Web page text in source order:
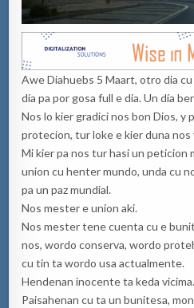
Awe Diahuebs 5 Maart, otro dia
día pa por gosa full e dia. Un día
Nos lo kier gradici nos bon Dios, y
protecion, tur loke e kier duna
Mi kier pa nos tur hasi un peticion
union cu henter mundo, unda cu
pa un paz mundial.
Nos mester e union aki.
Nos mester tene cuenta cu e
nos, wordo conserva, wordo
cu tin ta wordo usa actualmente.
Hendenan inocente ta keda vicima.
Paisahenan cu ta un bunitesa,